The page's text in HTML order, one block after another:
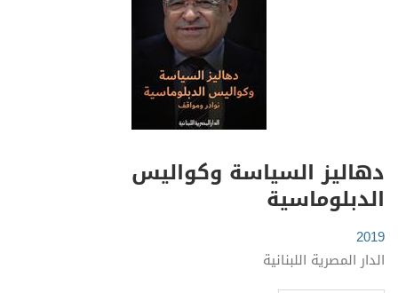
دهاليز السياسة وكواليس
الدبلوماسية
2019
الدار المصرية اللبنانية